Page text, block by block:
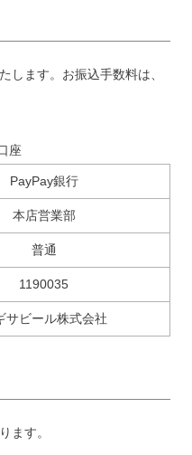
します。お振込手数料は、
座
PayPay銀行
本店営業部
普通
1190035
サビール株式会社
ます。